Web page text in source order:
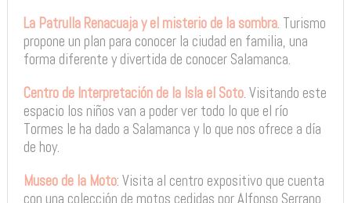
La Patrulla Renacuaja y el misterio de la sombra. Turismo
propone un plan para conocer la ciudad en familia, una
forma diferente y divertida de conocer Salamanca.
Centro de Interpretación de la Isla el Soto. Visitando este
espacio los niños van a poder ver todo lo que el río
Tormes le ha dado a Salamanca y lo que nos ofrece a día
de hoy.
Museo de la Moto: Visita al centro expositivo que cuenta
con una colección de motos cedidas por Alfonso Serrano